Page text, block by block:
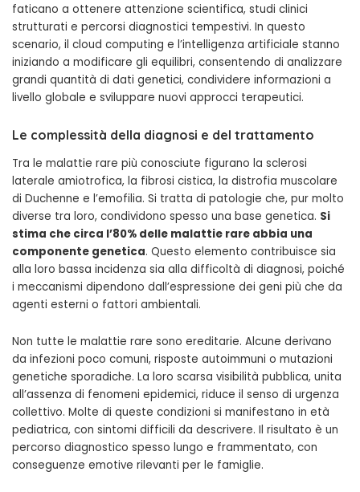
faticano a ottenere attenzione scientifica, studi clinici
strutturati e percorsi diagnostici tempestivi. In questo
scenario, il cloud computing e l’intelligenza artificiale stanno
iniziando a modificare gli equilibri, consentendo di analizzare
grandi quantità di dati genetici, condividere informazioni a
livello globale e sviluppare nuovi approcci terapeutici.
Le complessità della diagnosi e del trattamento
Tra le malattie rare più conosciute figurano la sclerosi
laterale amiotrofica, la fibrosi cistica, la distrofia muscolare
di Duchenne e l’emofilia. Si tratta di patologie che, pur molto
diverse tra loro, condividono spesso una base genetica. Si
stima che circa l’80% delle malattie rare abbia una
componente genetica. Questo elemento contribuisce sia
alla loro bassa incidenza sia alla difficoltà di diagnosi, poiché
i meccanismi dipendono dall’espressione dei geni più che da
agenti esterni o fattori ambientali.
Non tutte le malattie rare sono ereditarie. Alcune derivano
da infezioni poco comuni, risposte autoimmuni o mutazioni
genetiche sporadiche. La loro scarsa visibilità pubblica, unita
all’assenza di fenomeni epidemici, riduce il senso di urgenza
collettivo. Molte di queste condizioni si manifestano in età
pediatrica, con sintomi difficili da descrivere. Il risultato è un
percorso diagnostico spesso lungo e frammentato, con
conseguenze emotive rilevanti per le famiglie.